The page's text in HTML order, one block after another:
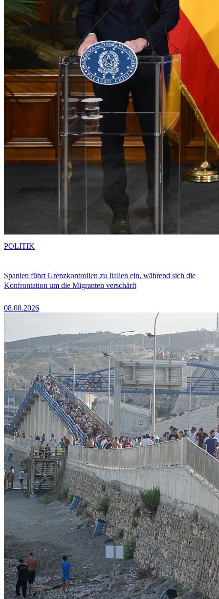
Spanien führt Grenzkontrollen zu Italien ein, während sich die
Konfrontation um die Migranten verschärft
08.08.2026
POLITIK